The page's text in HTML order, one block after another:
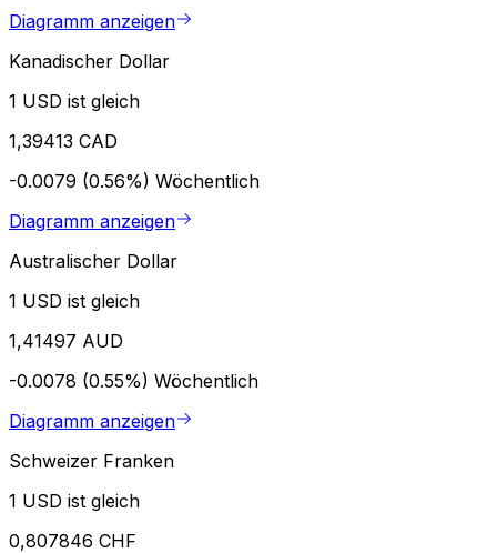
Diagramm anzeigen
Kanadischer Dollar
1 USD ist gleich
1,39413 CAD
-0.0079 (0.56%) Wöchentlich
Diagramm anzeigen
Australischer Dollar
1 USD ist gleich
1,41497 AUD
-0.0078 (0.55%) Wöchentlich
Diagramm anzeigen
Schweizer Franken
1 USD ist gleich
0,807846 CHF